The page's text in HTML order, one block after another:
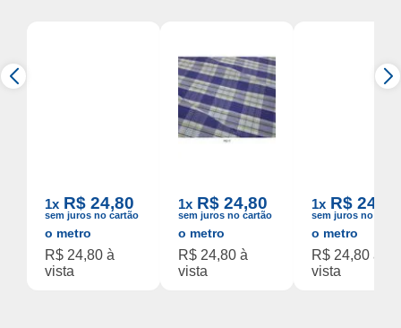
Xadrez Est.04/2
1x R$ 24,80
sem juros no cartão
o metro
R$ 24,80 à
vista
Xadrez Est.05/2
1x R$ 24,80
sem juros no cartão
o metro
R$ 24,80 à
vista
Xadrez Est.05/3
1x R$ 24,80
sem juros no
o metro
R$ 24,80 à
vista